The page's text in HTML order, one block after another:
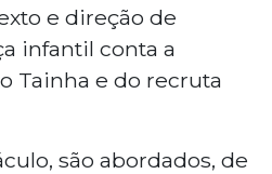
e direção de
infantil conta a
Tainha e do recruta
são abordados, de